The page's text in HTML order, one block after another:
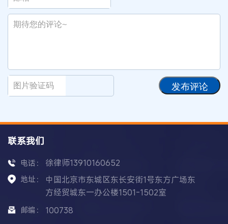
发布评论
联系我们
电话： 徐律师13910160652
地址：
中国北京市东城区东长安街1号东方广场东
方经贸城东一办公楼1501-1502室
邮编： 100738